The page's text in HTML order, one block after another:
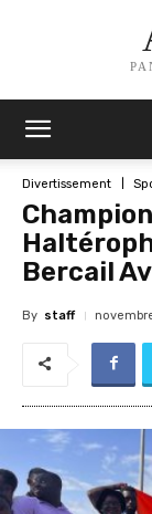
Divertissement
Bercail
By staff